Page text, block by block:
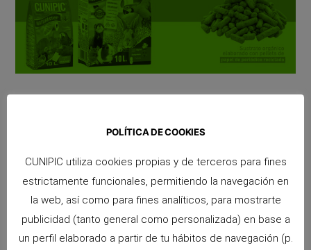
de tus pequeños compañeros. Hoy te presentamos la
nueva fórmula mejorada del Lecho de Papel Naturlitter, un
sustrato ecológico y 100 % natural que ahora ofrece una
mayor capacidad de absorción, una textura más suave y
una pureza inigualable. ¿Qué es el Lecho de Papel
Naturlitter? El …
POLÍTICA DE COOKIES
CUNIPIC utiliza cookies propias y de terceros para fines
estrictamente funcionales, permitiendo la navegación en
la web, así como para fines analíticos, para mostrarte
publicidad (tanto general como personalizada) en base a
un perfil elaborado a partir de tu hábitos de navegación (p.